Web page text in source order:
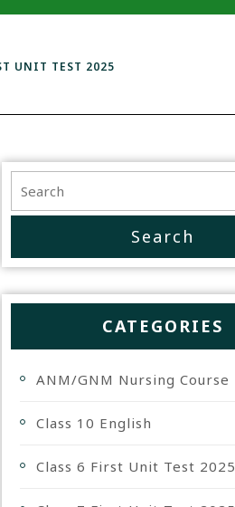
UNIT TEST 2025
CATEGORIES
ANM/GNM Nursing Course
Class 10 English
Class 6 First Unit Test 2025